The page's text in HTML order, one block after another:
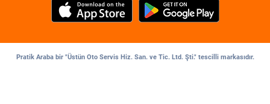
Pratik Araba bir "Üstün Oto Servis Hiz. San. ve Tic. Ltd. Şti." tescilli markasıdır.